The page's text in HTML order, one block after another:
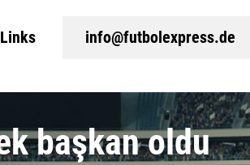
Links info@futbolexpress.de
başkan oldu